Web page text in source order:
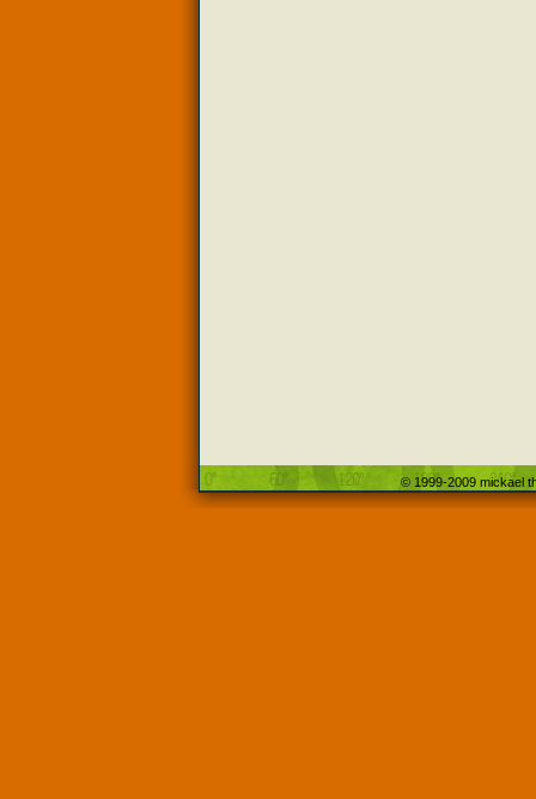
© 1999-2009 mickael